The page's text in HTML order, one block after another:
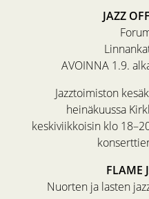
JAZZ
AVOINNA 1.9.
Jazztoimiston
heinäkuussa
keskiviikkoisin klo
FLAME
Nuorten ja lasten